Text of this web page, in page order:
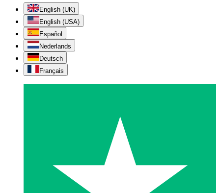
English (UK)
English (USA)
Español
Nederlands
Deutsch
Français